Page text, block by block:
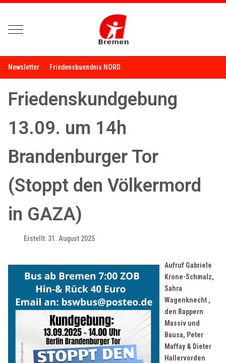
Mobile Menu Toggle
Newsletter Friedensbuendnis NORD
Friedenskundgebung
13.09. um 14h
Brandenburger Tor
(Stoppt den Völkermord
in GAZA)
Erstellt: 31. August 2025
Aufruf Gabriele
Krone-Schmalz,
Sahra
Wagenknecht ,
den Rappern
Massiv und
Bausa, Peter
Maffay & Dieter
Hallervorden